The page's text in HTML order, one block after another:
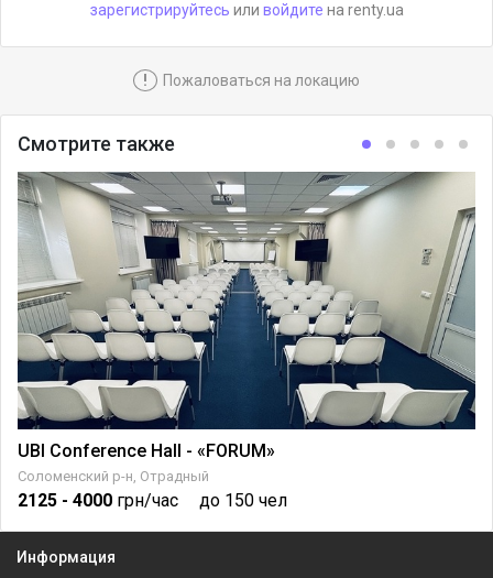
зарегистрируйтесь или войдите на renty.ua
! Пожаловаться на локацию
Смотрите также
UBI Conference Hall - «FORUM»
Соломенский р-н, Отрадный
2125 - 4000 грн/час до 150 чел
Информация